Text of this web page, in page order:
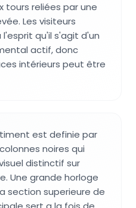
tours reliées par une
Les visiteurs
qu'il s'agit d'un
actif, donc
intérieurs peut être
est definie par
noires qui
distinctif sur
Une grande horloge
section superieure de